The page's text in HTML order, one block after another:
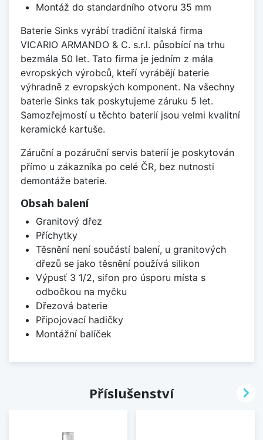
Montáž do standardního otvoru 35 mm
Baterie Sinks vyrábí tradiční italská firma
VICARIO ARMANDO & C. s.r.l. působící na trhu
bezmála 50 let. Tato firma je jedním z mála
evropských výrobců, kteří vyrábějí baterie
výhradně z evropských komponent. Na všechny
baterie Sinks tak poskytujeme záruku 5 let.
Samozřejmostí u těchto baterií jsou velmi kvalitní
keramické kartuše.
Záruční a pozáruční servis baterií je poskytován
přímo u zákazníka po celé ČR, bez nutnosti
demontáže baterie.
Obsah balení
Granitový dřez
Příchytky
Těsnění není součástí balení, u granitových
dřezů se jako těsnění používá silikon
Výpusť 3 1/2, sifon pro úsporu místa s
odbočkou na myčku
Dřezová baterie
Připojovací hadičky
Montážní balíček
Příslušenství 